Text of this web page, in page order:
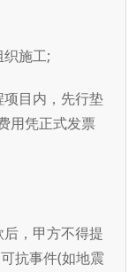
施工;
目内，先行垫
用凭正式发票
，甲方不得提
抗事件(如地震